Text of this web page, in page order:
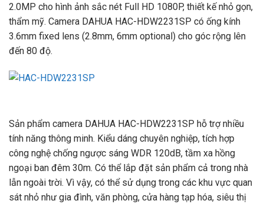
2.0MP cho hình ảnh sắc nét Full HD 1080P, thiết kế nhỏ gọn,
thẩm mỹ. Camera DAHUA HAC-HDW2231SP có ống kính
3.6mm fixed lens (2.8mm, 6mm optional) cho góc rộng lên
đến 80 độ.
Sản phẩm camera DAHUA HAC-HDW2231SP hỗ trợ nhiều
tính năng thông minh. Kiểu dáng chuyên nghiệp, tích hợp
công nghệ chống ngược sáng WDR 120dB, tầm xa hồng
ngoại ban đêm 30m. Có thể lắp đặt sản phẩm cả trong nhà
lẫn ngoài trời. Vì vậy, có thể sử dụng trong các khu vực quan
sát nhỏ như gia đình, văn phòng, cửa hàng tạp hóa, siêu thị